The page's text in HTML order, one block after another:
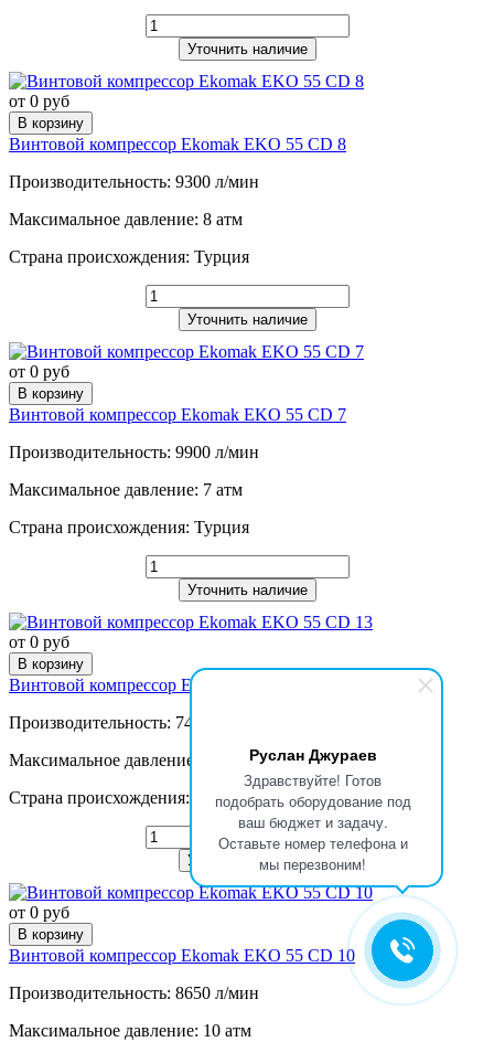
Руслан Джураев
Здравствуйте! Готов
подобрать оборудование под
ваш бюджет и задачу.
Оставьте номер телефона и
мы перезвоним!
Уточнить наличие
от 0 руб
В корзину
Винтовой компрессор Ekomak EKO 55 CD 8
Производительность: 9300 л/мин
Максимальное давление: 8 атм
Страна происхождения: Турция
Уточнить наличие
от 0 руб
В корзину
Винтовой компрессор Ekomak EKO 55 CD 7
Производительность: 9900 л/мин
Максимальное давление: 7 атм
Страна происхождения: Турция
Уточнить наличие
от 0 руб
В корзину
Винтовой компрессор Ekomak EKO 55 CD 13
Производительность: 7440 л/мин
Максимальное давление: 13 атм
Страна происхождения: Турция
Уточнить наличие
от 0 руб
В корзину
Винтовой компрессор Ekomak EKO 55 CD 10
Производительность: 8650 л/мин
Максимальное давление: 10 атм